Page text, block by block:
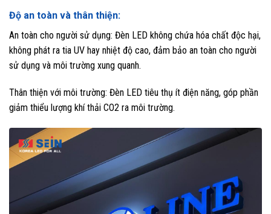
Độ an toàn và thân thiện:
An toàn cho người sử dụng: Đèn LED không chứa hóa chất độc hại,
không phát ra tia UV hay nhiệt độ cao, đảm bảo an toàn cho người
sử dụng và môi trường xung quanh.
Thân thiện với môi trường: Đèn LED tiêu thụ ít điện năng, góp phần
giảm thiểu lượng khí thải CO2 ra môi trường.